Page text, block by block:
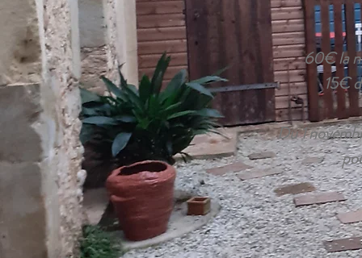
60€ la
15€
Du 1